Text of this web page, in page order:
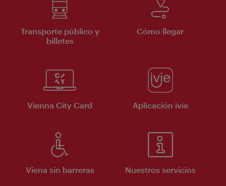
Transporte público y
billetes
Cómo llegar
Vienna City Card Aplicación ivie
Viena sin barreras Nuestros servicios